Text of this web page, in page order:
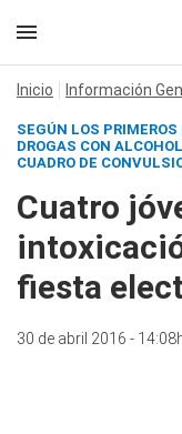
Inicio Información
SEGÚN LOS
DROGAS CON
CUADRO DE
Cuatro
fiesta
30 de abril 2016 -